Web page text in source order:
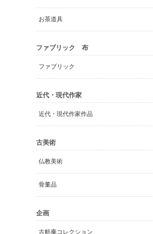
お茶道具
ファブリック 布
ファブリック
近代・現代作家
近代・現代作家作品
古美術
仏教美術
骨董品
企画
古舫庵コレクション